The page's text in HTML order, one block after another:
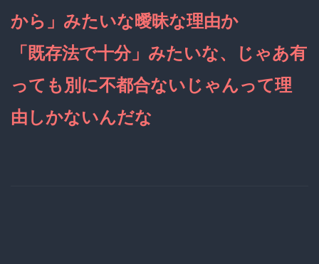
から」みたいな曖昧な理由か
「既存法で十分」みたいな、じゃあ有
っても別に不都合ないじゃんって理
由しかないんだな